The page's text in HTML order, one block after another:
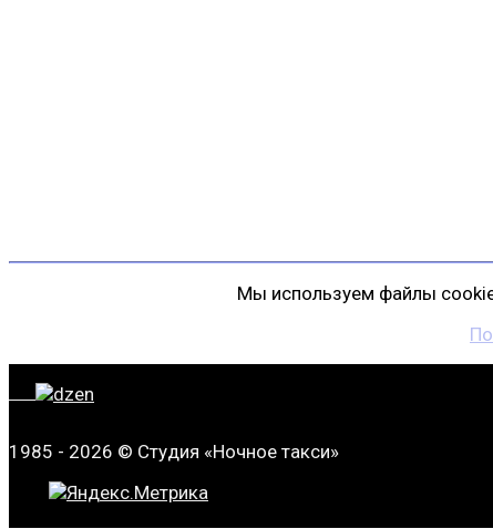
Мы используем файлы cookie
1985 - 2026 © Студия «Ночное такси»